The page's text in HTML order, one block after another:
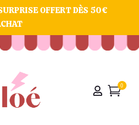
OFFERT DÈS 50€
 0